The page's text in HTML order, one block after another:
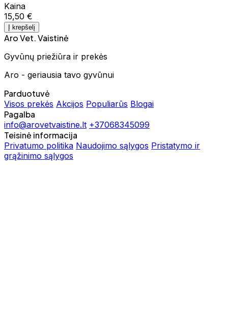
Kaina
15,50 €
Į krepšelį
Aro Vet. Vaistinė
Gyvūnų priežiūra ir prekės
Aro - geriausia tavo gyvūnui
Parduotuvė
Visos prekės Akcijos Populiarūs Blogai
Pagalba
info@arovetvaistine.lt +37068345099
Teisinė informacija
Privatumo politika Naudojimo sąlygos Pristatymo ir
grąžinimo sąlygos